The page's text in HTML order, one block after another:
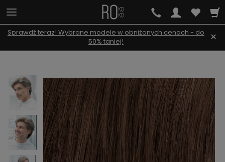
Sprawdź teraz! Wybrane modele w obniżonych cenach - do
50% taniej!
×